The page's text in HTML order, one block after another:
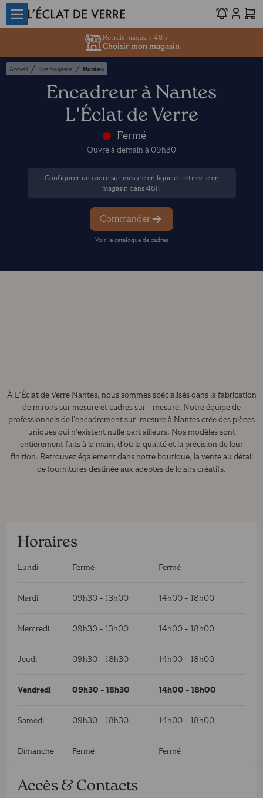
Retrait magasin 48h
Choisir mon magasin
Accueil / Nos magasins / Nantes
Encadreur à Nantes
L'Éclat de Verre
Fermé
Ouvre à demain à 09h30
Configurer un cadre sur mesure en ligne et retirez le en
magasin dans 48H
Commander
Voir le catalogue de cadres
À L’Éclat de Verre Nantes, nous sommes spécialisés dans la fabrication
de miroirs sur mesure et cadres sur– mesure. Notre équipe de
professionnels de l’encadrement sur-mesure à Nantes crée des pièces
uniques qui n’existent nulle part ailleurs. Nos modèles sont
entièrement faits à la main, d’où la qualité et la précision de leur
finition. Retrouvez également dans notre boutique, la vente au détail
de fournitures destinée aux adeptes de loisirs créatifs.
Horaires
Lundi Fermé Fermé
Mardi 09h30 - 13h00 14h00 - 18h00
Mercredi 09h30 - 13h00 14h00 - 18h00
Jeudi 09h30 - 18h30 14h00 - 18h00
Vendredi 09h30 -18h30 14h00 -18h00
Samedi 09h30 - 18h30 14h00 - 18h00
Dimanche Fermé Fermé
Accès & Contacts